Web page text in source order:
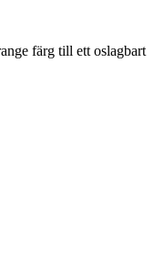
färg till ett oslagbart